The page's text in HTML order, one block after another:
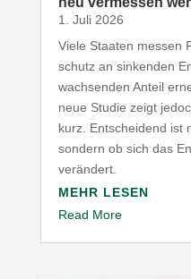
1. Juli 2026
Viele Staaten messen
schutz an sinkenden
wach­senden Anteil
neue Studie zeigt
kurz. Entscheidend ist
sondern ob sich das
verändert.
MEHR LESEN
Read More